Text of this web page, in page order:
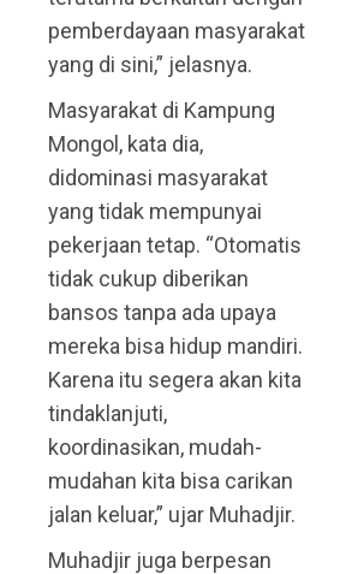
pemberdayaan masyarakat
yang di sini,” jelasnya.
Masyarakat di Kampung
Mongol, kata dia,
didominasi masyarakat
yang tidak mempunyai
pekerjaan tetap. “Otomatis
tidak cukup diberikan
bansos tanpa ada upaya
mereka bisa hidup mandiri.
Karena itu segera akan kita
tindaklanjuti,
koordinasikan, mudah-
mudahan kita bisa carikan
jalan keluar,” ujar Muhadjir.
Muhadjir juga berpesan